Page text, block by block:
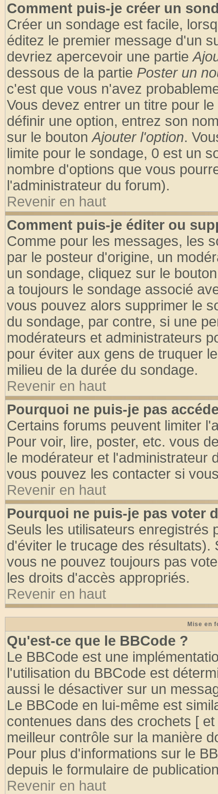
Comment puis-je créer un
Créer un sondage est facile,
éditez le premier message d'un
devriez apercevoir une partie
dessous de la partie Poster un
c'est que vous n'avez
Vous devez entrer un titre pour
définir une option, entrez son
sur le boutonAjouter l'option.
limite pour le sondage, 0 est un
nombre d'options que vous
l'administrateur du forum).
Revenir en haut
Comment puis-je éditer ou
Comme pour les messages, les
par le posteur d'origine, un
un sondage, cliquez sur le
a toujours le sondage associé
vous pouvez alors supprimer le
du sondage, par contre, si une
modérateurs et administrateurs
pour éviter aux gens de truquer
milieu de la durée du sondage.
Revenir en haut
Pourquoi ne puis-je pas
Certains forums peuvent limiter
Pour voir, lire, poster, etc. vous
le modérateur et l'administrateur
vous pouvez les contacter si
Revenir en haut
Pourquoi ne puis-je pas voter
Seuls les utilisateurs enregistrés
d'éviter le trucage des
vous ne pouvez toujours pas
les droits d'accès appropriés.
Revenir en haut
Mise en
Qu'est-ce que le BBCode ?
Le BBCode est une
l'utilisation du BBCode est
aussi le désactiver sur un
Le BBCode en lui-même est
contenues dans des crochets [
meilleur contrôle sur la manière
Pour plus d'informations sur le
depuis le formulaire de
Revenir en haut